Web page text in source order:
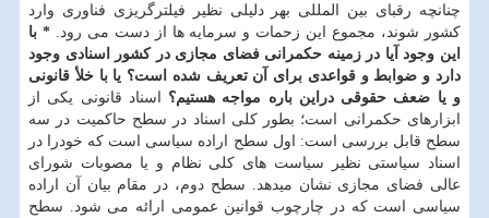
چنانچه رقبای بین المللی بهر دلیلی نظیر فیلترگریزی فناوری وارد
کشور شوند، مجموع این زحمات و سرمایه ها از دست می رود.* با
این وجود آیا در زمینه حکمرانی فضای مجازی در کشور اسنادی وجود
دارد و ضوابط و قواعدی برای آن تعریف شده است؟ یا با خلأ قانونی
و یا ضعف حقوقی دراین باره مواجه هستیم؟ اسناد قانونی یکی از
ابزارهای حکمرانی است؛ بطور کلی اسناد در سطح حاکمیت در سه
سطح قابل بررسی است: اول سطح اراده سیاسی است که خودرا در
اسناد سیاستی نظیر سیاست های کلی نظام و یا مصوبات شورای
عالی فضای مجازی نشان میدهد. سطح دوم، در مقام بیان آن اراده
سیاسی است که در چارچوب قوانین عمومی ارائه می شود. سطح